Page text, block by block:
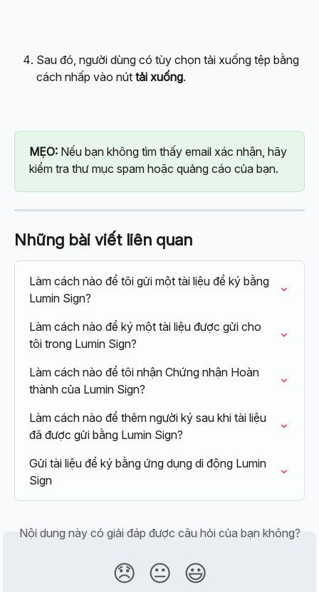
Sau đó, người dùng có tùy chọn tải xuống tệp bằng
cách nhấp vào nút tải xuống.
MẸO: Nếu bạn không tìm thấy email xác nhận, hãy
kiểm tra thư mục spam hoặc quảng cáo của bạn.
Những bài viết liên quan
Làm cách nào để tôi gửi một tài liệu để ký bằng
Lumin Sign?
Làm cách nào để ký một tài liệu được gửi cho
tôi trong Lumin Sign?
Làm cách nào để tôi nhận Chứng nhận Hoàn
thành của Lumin Sign?
Làm cách nào để thêm người ký sau khi tài liệu
đã được gửi bằng Lumin Sign?
Gửi tài liệu để ký bằng ứng dụng di động Lumin
Sign
Nội dung này có giải đáp được câu hỏi của bạn không?
😞 😐 😃